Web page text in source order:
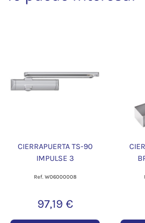
CIERRAPUERTA TS-90
IMPULSE 3
Ref. W06000008
97,19 €